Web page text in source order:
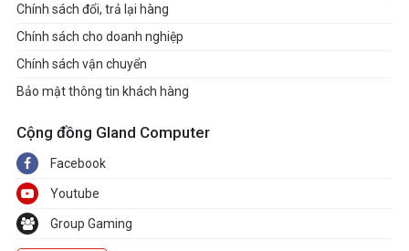
Chính sách đổi, trả lại hàng
Chính sách cho doanh nghiệp
Chính sách vận chuyển
Bảo mật thông tin khách hàng
Cộng đồng Gland Computer
Facebook
Youtube
Group Gaming